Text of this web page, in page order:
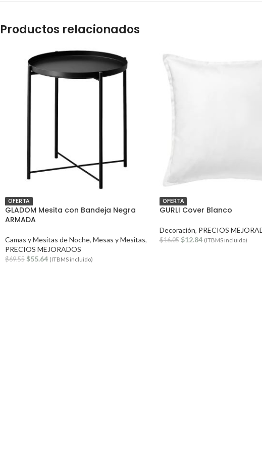
Productos relacionados
OFERTA
GLADOM Mesita con Bandeja Negra
ARMADA
Camas y Mesitas de Noche, Mesas y Mesitas,
PRECIOS MEJORADOS
$69.55 $55.64 (ITBMS incluido)
OFERTA
GURLI Cover Blanco
Decoración, PRECIOS
$16.05 $12.84 (ITBMS incluido)